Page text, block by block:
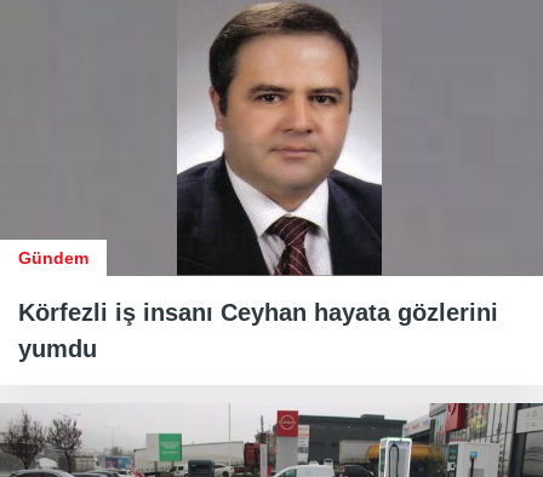
Gündem
Körfezli iş insanı Ceyhan hayata gözlerini
yumdu